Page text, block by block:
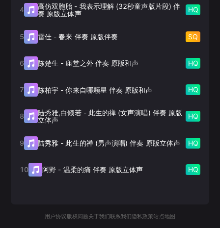
4 高仿双胞胎 - 我表示理解 (32秒童声版片段) 伴
奏 原版立体声
HQ
5 雷佳 -春来 伴奏 原版伴奏 SQ
6 陈楚生 - 庙堂之外 伴奏 原版和声 HQ
7 陈柏宇 -你来自哪颗星 伴奏 原版和声 HQ
8 陆秀雅,白倾若- 此生的禅 (女声演唱) 伴奏 原版
立体声
HQ
9 陆秀雅 - 此生的禅 (男声演唱) 伴奏 原版立体声 HQ
10 阿野 - 温柔的痛 伴奏 原版立体声 HQ
用户协议 版权问题关于我们联系我们 隐私政策站点地图